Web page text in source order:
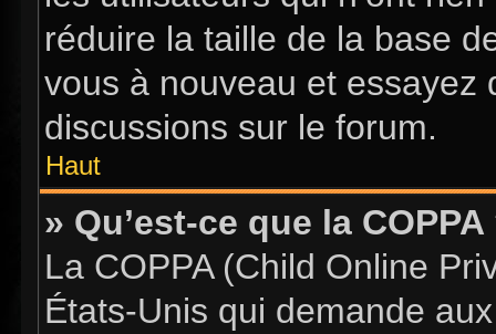
réduire la taille de la base
vous à nouveau et essayez
discussions sur le forum.
Haut
» Qu’est-ce que la COPPA
La COPPA (Child Online
États-Unis qui demande